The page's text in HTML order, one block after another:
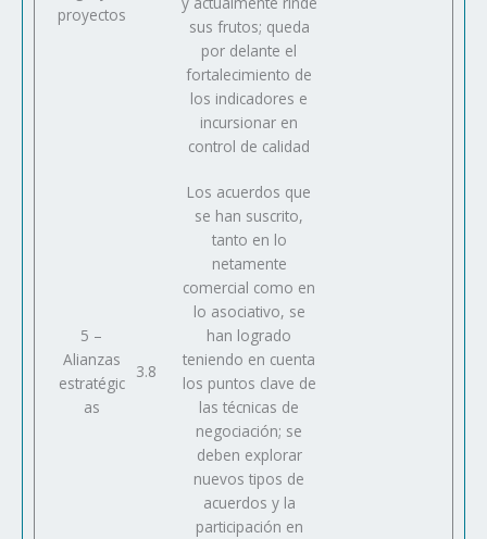
proyectos
sus frutos; queda
por delante el
fortalecimiento de
los indicadores e
incursionar en
control de calidad
5 –
Alianzas
estratégic
as
3.8
Los acuerdos que
se han suscrito,
tanto en lo
netamente
comercial como en
lo asociativo, se
han logrado
teniendo en cuenta
los puntos clave de
las técnicas de
negociación; se
deben explorar
nuevos tipos de
acuerdos y la
participación en